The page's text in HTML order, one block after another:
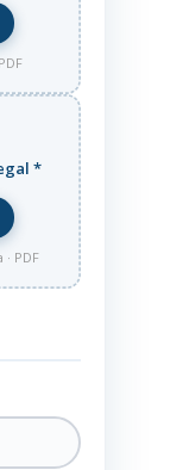
*
PDF